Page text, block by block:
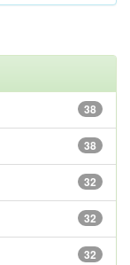
38
38
32
32
32